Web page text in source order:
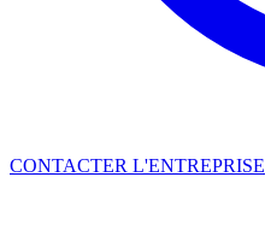
CONTACTER L'ENTREPRISE